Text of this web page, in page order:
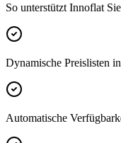
So unterstützt Innoflat
Dynamische Preislisten
Automatische